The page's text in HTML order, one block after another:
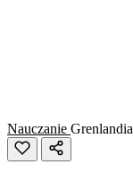
Nauczanie Grenlandia